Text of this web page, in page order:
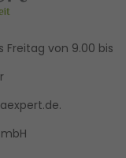
Freitag von 9.00 bis